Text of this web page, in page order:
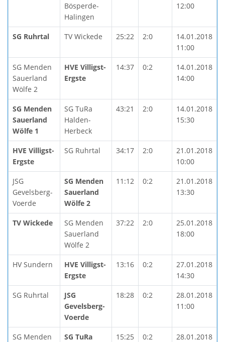
Bösperde-
Halingen
12:00
SG Ruhrtal TV Wickede 25:22 2:0
14.01.2018
11:00
SG Menden
Sauerland
Wölfe 2
HVE Villigst-
Ergste
14:37 0:2
14.01.2018
14:00
SG Menden
Sauerland
Wölfe 1
SG TuRa
Halden-
Herbeck
43:21 2:0
14.01.2018
15:30
HVE Villigst-
Ergste
SG Ruhrtal 34:17 2:0
21.01.2018
10:00
JSG
Gevelsberg-
Voerde
SG Menden
Sauerland
Wölfe 2
11:12 0:2
21.01.2018
13:30
TV Wickede
SG Menden
Sauerland
Wölfe 2
37:22 2:0
25.01.2018
18:00
HV Sundern
HVE Villigst-
Ergste
13:16 0:2
27.01.2018
14:30
SG Ruhrtal
JSG
Gevelsberg-
Voerde
18:28 0:2
28.01.2018
11:00
SG Menden
SG TuRa
15:25 0:2
28.01.2018